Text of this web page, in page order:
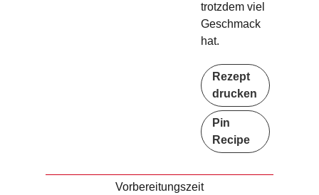
trotzdem viel
Geschmack
hat.
Rezept
drucken
Pin
Recipe
Vorbereitungszeit